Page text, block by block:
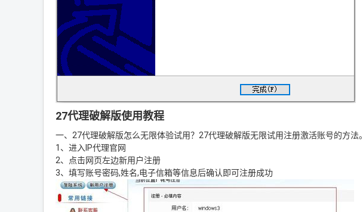
27代理破解版使用教程
一、27代理破解版怎么无限体验试用？27代理破解版无限试用注册激活账号的方法。
1、进入IP代理官网
2、点击网页左边新用户注册
3、填写账号密码,姓名,电子信箱等信息后确认即可注册成功